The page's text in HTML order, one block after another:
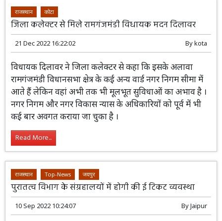
राजस्थान कोटा
जिला कलेक्टर से मिले रामगंजमंडी विधायक मदन दिलावर
21 Dec 2022 16:22:02 Bykota
विधायक दिलावर ने जिला कलेक्टर से कहा कि इसके अलावा
रामगंजमंडी विधानसभा क्षेत्र के कई अन्य वार्ड नगर निगम सीमा में
आते हैं लेकिन वहां अभी तक भी मूलभूत सुविधाओं का अभाव है ।
नगर निगम और नगर विकास न्यास के अधिकारियों को पूर्व में भी
कई बार अवगत कराया जा चुका है ।
Read More...
राजस्थान Top-News जयपुर
पुरातत्व विभाग के संग्रहालयों में होगी की ई टिकट व्यवस्था
10 Sep 2022 10:24:07 ByJaipur